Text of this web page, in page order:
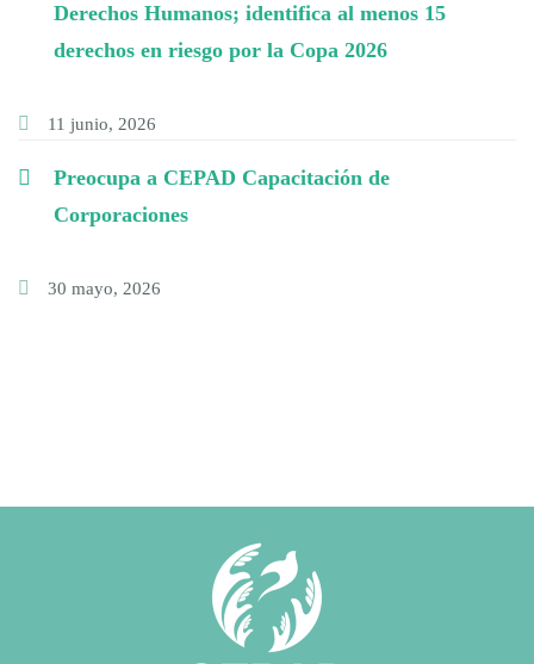
Derechos Humanos; identifica al menos 15
derechos en riesgo por la Copa 2026
11 junio, 2026
Preocupa a CEPAD Capacitación de
Corporaciones
30 mayo, 2026